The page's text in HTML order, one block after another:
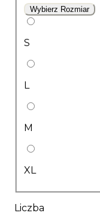
Wybierz Rozmiar
S
L
M
XL
Liczba